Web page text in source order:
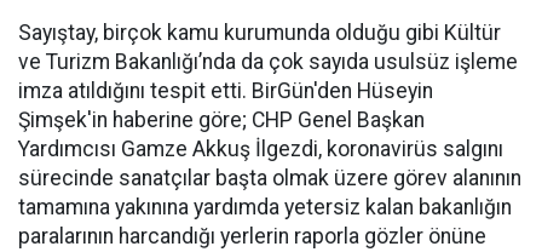
Sayıştay, birçok kamu kurumunda olduğu gibi Kültür
ve Turizm Bakanlığı’nda da çok sayıda usulsüz işleme
imza atıldığını tespit etti. BirGün'den Hüseyin
Şimşek'in haberine göre; CHP Genel Başkan
Yardımcısı Gamze Akkuş İlgezdi, koronavirüs salgını
sürecinde sanatçılar başta olmak üzere görev alanının
tamamına yakınına yardımda yetersiz kalan bakanlığın
paralarının harcandığı yerlerin raporla gözler önüne